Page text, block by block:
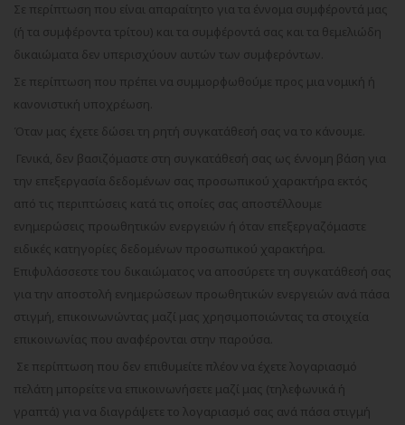
Σε περίπτωση που είναι απαραίτητο για τα έννομα συμφέροντά μας
(ή τα συμφέροντα τρίτου) και τα συμφέροντά σας και τα θεμελιώδη
δικαιώματα δεν υπερισχύουν αυτών των συμφερόντων.
Σε περίπτωση που πρέπει να συμμορφωθούμε προς μια νομική ή
κανονιστική υποχρέωση.
Όταν μας έχετε δώσει τη ρητή συγκατάθεσή σας να το κάνουμε.
Γενικά, δεν βασιζόμαστε στη συγκατάθεσή σας ως έννομη βάση για
την επεξεργασία δεδομένων σας προσωπικού χαρακτήρα εκτός
από τις περιπτώσεις κατά τις οποίες σας αποστέλλουμε
ενημερώσεις προωθητικών ενεργειών ή όταν επεξεργαζόμαστε
ειδικές κατηγορίες δεδομένων προσωπικού χαρακτήρα.
Επιφυλάσσεστε του δικαιώματος να αποσύρετε τη συγκατάθεσή σας
για την αποστολή ενημερώσεων προωθητικών ενεργειών ανά πάσα
στιγμή, επικοινωνώντας μαζί μας χρησιμοποιώντας τα στοιχεία
επικοινωνίας που αναφέρονται στην παρούσα.
Σε περίπτωση που δεν επιθυμείτε πλέον να έχετε λογαριασμό
πελάτη μπορείτε να επικοινωνήσετε μαζί μας (τηλεφωνικά ή
γραπτά) για να διαγράψετε το λογαριασμό σας ανά πάσα στιγμή